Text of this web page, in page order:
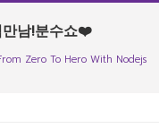
남!분수쇼❤️
Zero To Hero With Nodejs